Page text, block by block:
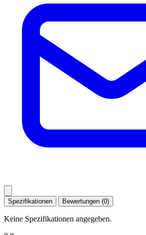
Spezifikationen Bewertungen (0)
Keine Spezifikationen angegeben.